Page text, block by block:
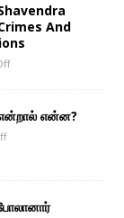
And
என்ன?